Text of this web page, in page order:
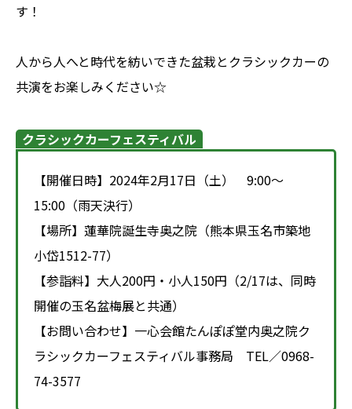
す！
人から人へと時代を紡いできた盆栽とクラシックカーの
共演をお楽しみください☆
クラシックカーフェスティバル
【開催日時】2024年2月17日（土） 9:00～
15:00（雨天決行）
【場所】蓮華院誕生寺奥之院（熊本県玉名市築地
小岱1512-77）
【参詣料】大人200円・小人150円（2/17は、同時
開催の玉名盆梅展と共通）
【お問い合わせ】一心会館たんぽぽ堂内奥之院ク
ラシックカーフェスティバル事務局 TEL／0968-
74-3577